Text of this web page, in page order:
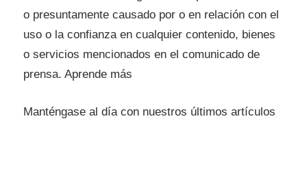
o presuntamente causado por o en relación con el
uso o la confianza en cualquier contenido, bienes
o servicios mencionados en el comunicado de
prensa. Aprende más
Manténgase al día con nuestros últimos artículos